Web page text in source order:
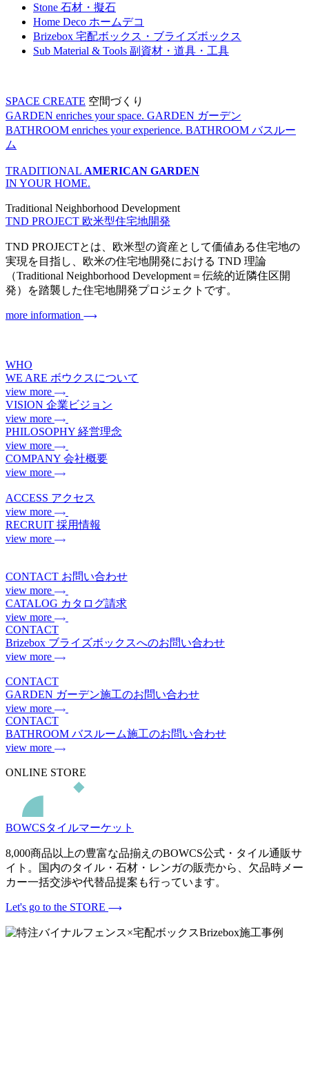
Stone 石材・擬石
Home Deco ホームデコ
Brizebox 宅配ボックス・ブライズボックス
Sub Material & Tools 副資材・道具・工具
SPACE CREATE 空間づくり
GARDEN enriches your space. GARDEN ガーデン
BATHROOM enriches your experience. BATHROOM バスルー
ム
TRADITIONAL AMERICAN GARDEN
IN YOUR HOME.
Traditional Neighborhood Development
TND PROJECT 欧米型住宅地開発
TND PROJECTとは、欧米型の資産として価値ある住宅地の
実現を目指し、欧米の住宅地開発における TND 理論
（Traditional Neighborhood Development＝伝統的近隣住区開
発）を踏襲した住宅地開発プロジェクトです。
more information
WHO
WE ARE ボウクスについて
view more
VISION 企業ビジョン
view more
PHILOSOPHY 経営理念
view more
COMPANY 会社概要
view more
ACCESS アクセス
view more
RECRUIT 採用情報
view more
CONTACT お問い合わせ
view more
CATALOG カタログ請求
view more
CONTACT
Brizebox ブライズボックスへのお問い合わせ
view more
CONTACT
GARDEN ガーデン施工のお問い合わせ
view more
CONTACT
BATHROOM バスルーム施工のお問い合わせ
view more
ONLINE STORE
BOWCSタイルマーケット
8,000商品以上の豊富な品揃えのBOWCS公式・タイル通販サ
イト。国内のタイル・石材・レンガの販売から、欠品時メー
カー一括交渉や代替品提案も行っています。
Let's go to the STORE